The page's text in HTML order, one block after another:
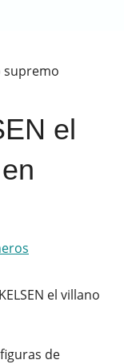
el
el villano
de